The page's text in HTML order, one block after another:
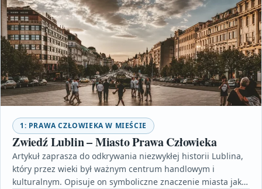
1: PRAWA CZŁOWIEKA W MIEŚCIE
Zwiedź Lublin – Miasto Prawa Człowieka
Artykuł zaprasza do odkrywania niezwykłej historii Lublina,
który przez wieki był ważnym centrum handlowym i
kulturalnym. Opisuje on symboliczne znaczenie miasta jako